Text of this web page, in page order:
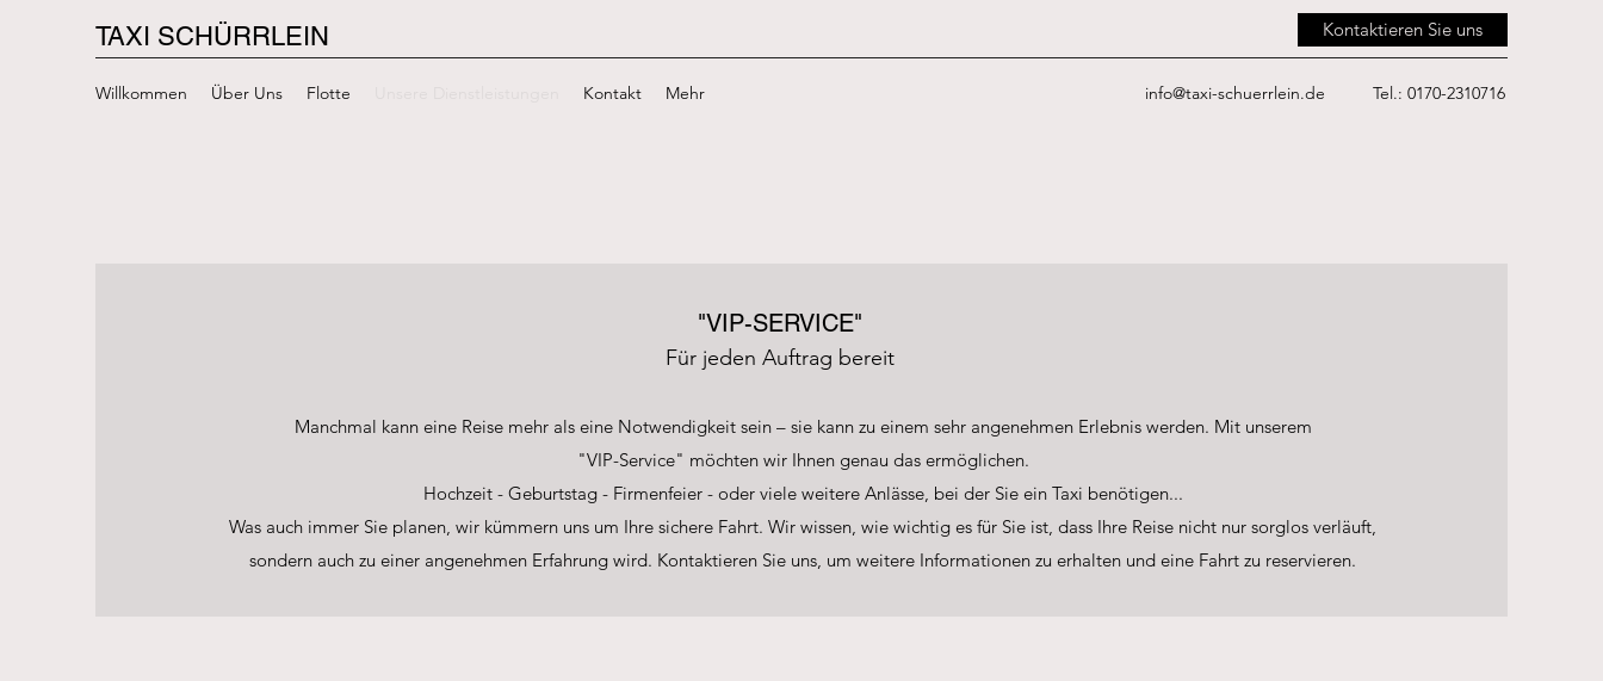
TAXI SCHÜRRLEIN Kontaktieren Sie uns
Willkommen Über Uns Flotte Kontakt Mehr info@taxi-schuerrlein.de Tel.: 0170-2310716
"VIP-SERVICE"
Für jeden Auftrag bereit
Manchmal kann eine Reise mehr als eine Notwendigkeit sein – sie kann zu einem sehr angenehmen Erlebnis werden. Mit unserem
"VIP-Service" möchten wir Ihnen genau das ermöglichen.
Hochzeit - Geburtstag - Firmenfeier - oder viele weitere Anlässe, bei der Sie ein Taxi benötigen...
Was auch immer Sie planen, wir kümmern uns um Ihre sichere Fahrt. Wir wissen, wie wichtig es für Sie ist, dass Ihre Reise nicht nur sorglos verläuft,
sondern auch zu einer angenehmen Erfahrung wird. Kontaktieren Sie uns, um weitere Informationen zu erhalten und eine Fahrt zu reservieren.